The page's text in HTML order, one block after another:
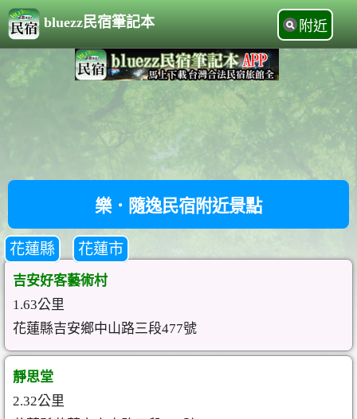
bluezz民宿筆記本 附近
樂．隨逸民宿附近景點
花蓮縣 花蓮市
吉安好客藝術村
1.63公里
花蓮縣吉安鄉中山路三段477號
靜思堂
2.32公里